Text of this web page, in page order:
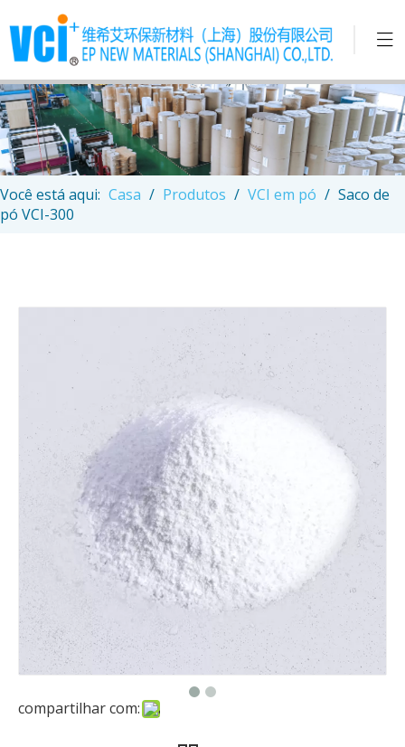
Você está aqui: Casa / Produtos / VCI em pó / Saco de
pó VCI-300
compartilhar com: